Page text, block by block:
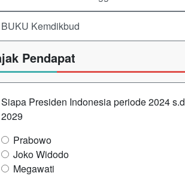
BUKU Kemdikbud
Pendapat
Siapa Presiden Indonesia periode 2024 s.d
2029
Prabowo
Joko Widodo
Megawati